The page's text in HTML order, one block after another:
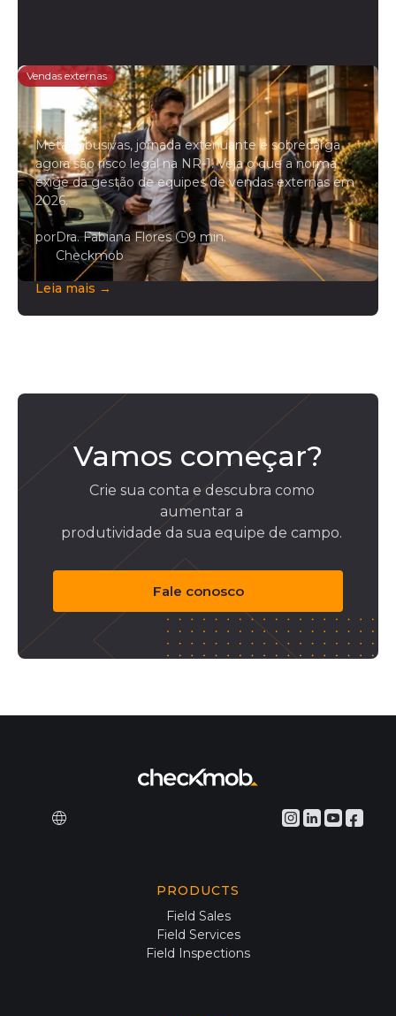
Vendas externas
NR-1 e vendas externas: o que a
norma exige da gestão de campo
Metas abusivas, jornada extenuante e sobrecarga
agora são risco legal na NR-1. Veja o que a norma
exige da gestão de equipes de vendas externas em
2026.
porDra. Fabiana Flores
Checkmob
| 9 min.
Leia mais →
Vamos começar?
Crie sua conta e descubra como
aumentar a
produtividade da sua equipe de campo.
Fale conosco
PRODUCTS
Field Sales
Field Services
Field Inspections